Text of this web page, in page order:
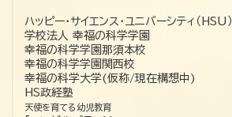
ハッピー・サイエンス・ユニバーシティ（HSU）
学校法人 幸福の科学学園
幸福の科学学園那須本校
幸福の科学学園関西校
幸福の科学大学(仮称/現在構想中)
HS政経塾
天使を育てる幼児教育